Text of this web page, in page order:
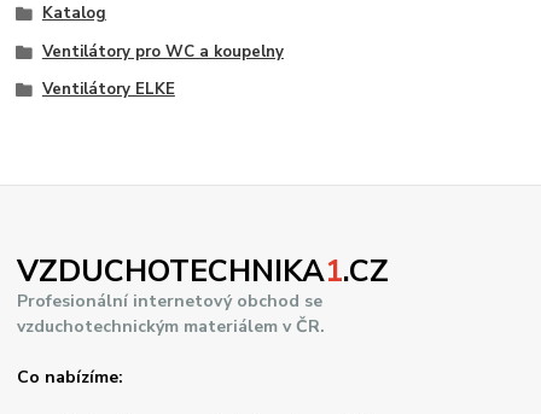
Katalog
Ventilátory pro WC a koupelny
Ventilátory ELKE
VZDUCHOTECHNIKA1.CZ
Profesionální internetový obchod se
vzduchotechnickým materiálem v ČR.
Co nabízíme: